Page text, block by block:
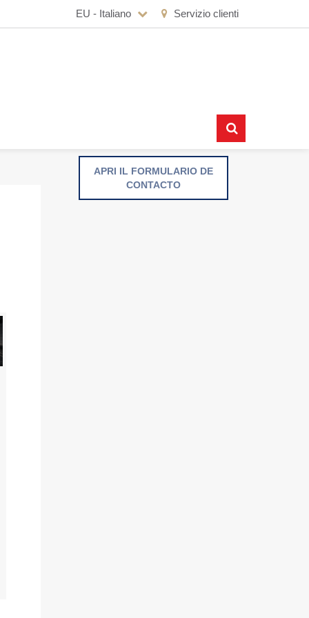
EU - Italiano Servizio clienti
APRI IL FORMULARIO DE
CONTACTO